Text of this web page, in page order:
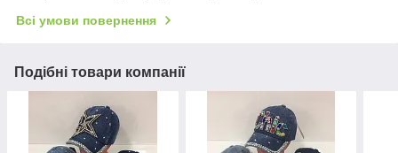
Всі умови повернення
Подібні товари компанії